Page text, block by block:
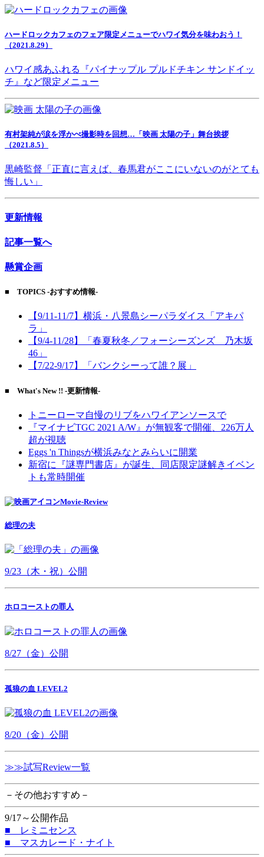
ハードロックカフェのフェア限定メニューでハワイ気分を味わおう！
（2021.8.29）
ハワイ感あふれる『パイナップル プルドチキン サンドイッ
チ』など限定メニュー
有村架純が涙を浮かべ撮影時を回想…「映画 太陽の子」舞台挨拶
（2021.8.5）
黒崎監督「正直に言えば、春馬君がここにいないのがとても
悔しい」
更新情報
記事一覧へ
懸賞企画
■ TOPICS -おすすめ情報-
【9/11-11/7】横浜・八景島シーパラダイス「アキパ
ラ」
【9/4-11/28】「春夏秋冬／フォーシーズンズ 乃木坂
46」
【7/22-9/17】「バンクシーって誰？展」
■ What's New !! -更新情報-
トニーローマ自慢のリブをハワイアンソースで
『マイナビTGC 2021 A/W』が無観客で開催、226万人
超が視聴
Eggs 'n Thingsが横浜みなとみらいに開業
新宿に『謎専門書店』が誕生、同店限定謎解きイベン
トも常時開催
Movie-Review
総理の夫
9/23（木・祝）公開
ホロコーストの罪人
8/27（金）公開
孤狼の血 LEVEL2
8/20（金）公開
≫≫試写Review一覧
－その他おすすめ－
9/17～公開作品
■ レミニセンス
■ マスカレード・ナイト